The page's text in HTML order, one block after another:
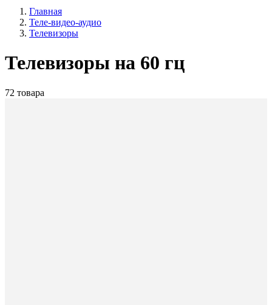
Главная
Теле-видео-аудио
Телевизоры
Телевизоры на 60 гц
72 товара